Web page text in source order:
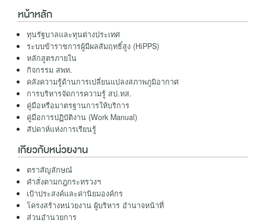
หน้าหลัก
ทุนรัฐบาลและทุนต่างประเทศ
ระบบข้าราชการผู้มีผลสัมฤทธิ์สูง (HiPPS)
หลักสูตรภายใน
กิจกรรม สพท.
คลังความรู้ด้านการเปลี่ยนแปลงสภาพภูมิอากาศ
การบริหารจัดการความรู้ สป.ทส.
คู่มือหรือมาตรฐานการให้บริการ
คู่มือการปฏิบัติงาน (Work Manual)
สัปดาห์แห่งการเรียนรู้
เกียวกับหน่วยงาน
ตราสัญลักษณ์
คำสั่งตามกฎกระทรวงฯ
เป้าประสงค์และค่านิยมองค์กร
โครงสร้างหน่วยงาน ผู้บริหาร อำนาจหน้าที่
ส่วนอำนวยการ